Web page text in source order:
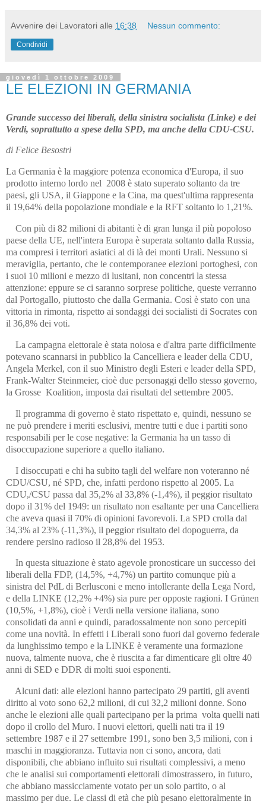
Avvenire dei Lavoratori alle 16:38 Nessun commento:
Condividi
giovedì 1 ottobre 2009
LE ELEZIONI IN GERMANIA
Grande successo dei liberali, della sinistra socialista (Linke) e dei
Verdi, soprattutto a spese della SPD, ma anche della CDU-CSU.
di Felice Besostri
La Germania è la maggiore potenza economica d'Europa, il suo
prodotto interno lordo nel 2008 è stato superato soltanto da tre
paesi, gli USA, il Giappone e la Cina, ma quest'ultima rappresenta
il 19,64% della popolazione mondiale e la RFT soltanto lo 1,21%.
Con più di 82 milioni di abitanti è di gran lunga il più popoloso
paese della UE, nell'intera Europa è superata soltanto dalla Russia,
ma compresi i territori asiatici al di là dei monti Urali. Nessuno si
meraviglia, pertanto, che le contemporanee elezioni portoghesi, con
i suoi 10 milioni e mezzo di lusitani, non concentri la stessa
attenzione: eppure se ci saranno sorprese politiche, queste verranno
dal Portogallo, piuttosto che dalla Germania. Così è stato con una
vittoria in rimonta, rispetto ai sondaggi dei socialisti di Socrates con
il 36,8% dei voti.
La campagna elettorale è stata noiosa e d'altra parte difficilmente
potevano scannarsi in pubblico la Cancelliera e leader della CDU,
Angela Merkel, con il suo Ministro degli Esteri e leader della SPD,
Frank-Walter Steinmeier, cioè due personaggi dello stesso governo,
la Grosse Koalition, imposta dai risultati del settembre 2005.
Il programma di governo è stato rispettato e, quindi, nessuno se
ne può prendere i meriti esclusivi, mentre tutti e due i partiti sono
responsabili per le cose negative: la Germania ha un tasso di
disoccupazione superiore a quello italiano.
I disoccupati e chi ha subito tagli del welfare non voteranno né
CDU/CSU, né SPD, che, infatti perdono rispetto al 2005. La
CDU,/CSU passa dal 35,2% al 33,8% (-1,4%), il peggior risultato
dopo il 31% del 1949: un risultato non esaltante per una Cancelliera
che aveva quasi il 70% di opinioni favorevoli. La SPD crolla dal
34,3% al 23% (-11,3%), il peggior risultato del dopoguerra, da
rendere persino radioso il 28,8% del 1953.
In questa situazione è stato agevole pronosticare un successo dei
liberali della FDP, (14,5%, +4,7%) un partito comunque più a
sinistra del PdL di Berlusconi e meno intollerante della Lega Nord,
e della LINKE (12,2% +4%) sia pure per opposte ragioni. I Grünen
(10,5%, +1,8%), cioè i Verdi nella versione italiana, sono
consolidati da anni e quindi, paradossalmente non sono percepiti
come una novità. In effetti i Liberali sono fuori dal governo federale
da lunghissimo tempo e la LINKE è veramente una formazione
nuova, talmente nuova, che è riuscita a far dimenticare gli oltre 40
anni di SED e DDR di molti suoi esponenti.
Alcuni dati: alle elezioni hanno partecipato 29 partiti, gli aventi
diritto al voto sono 62,2 milioni, di cui 32,2 milioni donne. Sono
anche le elezioni alle quali partecipano per la prima volta quelli nati
dopo il crollo del Muro. I nuovi elettori, quelli nati tra il 19
settembre 1987 e il 27 settembre 1991, sono ben 3,5 milioni, con i
maschi in maggioranza. Tuttavia non ci sono, ancora, dati
disponibili, che abbiano influito sui risultati complessivi, a meno
che le analisi sui comportamenti elettorali dimostrassero, in futuro,
che abbiano massicciamente votato per un solo partito, o al
massimo per due. Le classi di età che più pesano elettoralmente in